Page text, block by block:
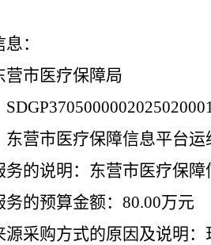
：
营市医疗保障局
东营市医疗保障信息平台运
务的说明：东营市医疗保
的预算金额： 80.00万元
源采购方式的原因及说明